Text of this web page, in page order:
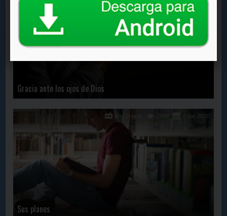
Gracia ante los ojos de Dios
Sus planes
6 Apr, 2020
2599
En Contacto